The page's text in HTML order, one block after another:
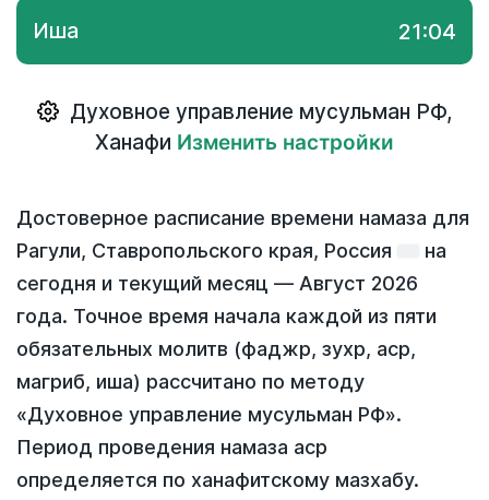
Иша 21:04
Духовное управление мусульман РФ,
Ханафи Изменить настройки
Достоверное расписание времени намаза для
Рагули, Ставропольского края, Россия
на
сегодня и текущий месяц — Август 2026
года. Точное время начала каждой из пяти
обязательных молитв (фаджр, зухр, аср,
магриб, иша) рассчитано по методу
«Духовное управление мусульман РФ».
Период проведения намаза аср
определяется по ханафитскому мазхабу.